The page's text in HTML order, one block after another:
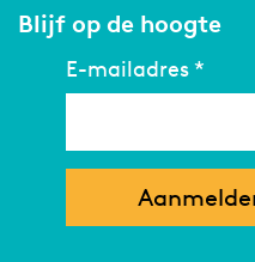
Blijf op de hoogte
E-mailadres*